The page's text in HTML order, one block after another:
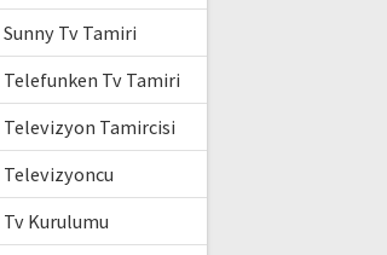
Tv Tamiri
Tv Tamiri
Televizyon Tamircisi
Kurulumu